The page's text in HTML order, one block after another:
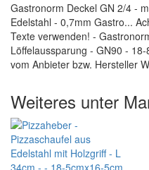
Gastronorm Deckel GN 2/4 -
Edelstahl - 0,7mm Gastro...
Texte verwenden! -
Löffelaussparung - GN90 -
vom Anbieter bzw. Hersteller
Weiteres unter